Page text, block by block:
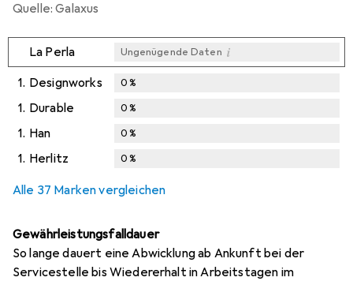
Quelle: Galaxus
La Perla Ungenügende Daten i
1. Designworks 0%
1. Durable 0%
1. Han 0%
1. Herlitz 0%
Alle 37 Marken vergleichen
Gewährleistungsfalldauer
So lange dauert eine Abwicklung ab Ankunft bei der
Servicestelle bis Wiedererhalt in Arbeitstagen im